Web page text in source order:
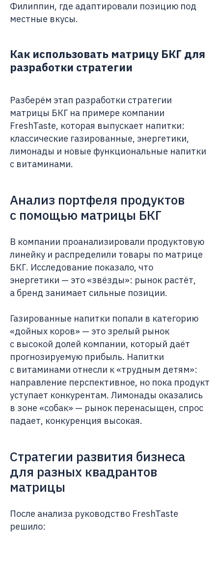
Филиппин, где адаптировали позицию под
местные вкусы.
Как использовать матрицу БКГ для
разработки стратегии
Разберём этап разработки стратегии
матрицы БКГ на примере компании
FreshTaste, которая выпускает напитки:
классические газированные, энергетики,
лимонады и новые функциональные напитки
с витаминами.
Анализ портфеля продуктов
с помощью матрицы БКГ
В компании проанализировали продуктовую
линейку и распределили товары по матрице
БКГ. Исследование показало, что
энергетики — это «звёзды»: рынок растёт,
а бренд занимает сильные позиции.
Газированные напитки попали в категорию
«дойных коров» — это зрелый рынок
с высокой долей компании, который даёт
прогнозируемую прибыль. Напитки
с витаминами отнесли к «трудным детям»:
направление перспективное, но пока продукт
уступает конкурентам. Лимонады оказались
в зоне «собак» — рынок перенасыщен, спрос
падает, конкуренция высокая.
Стратегии развития бизнеса
для разных квадрантов
матрицы
После анализа руководство FreshTaste
решило: